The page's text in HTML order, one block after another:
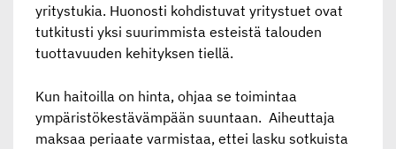
yritystukia. Huonosti kohdistuvat yritystuet ovat
tutkitusti yksi suurimmista esteistä talouden
tuottavuuden kehityksen tiellä.
Kun haitoilla on hinta, ohjaa se toimintaa
ympäristökestävämpään suuntaan. Aiheuttaja
maksaa periaate varmistaa, ettei lasku sotkuista